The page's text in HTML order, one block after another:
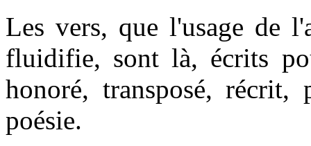
Les vers, que l'usage de
fluidifie, sont là, écrits
honoré, transposé, récrit,
poésie.